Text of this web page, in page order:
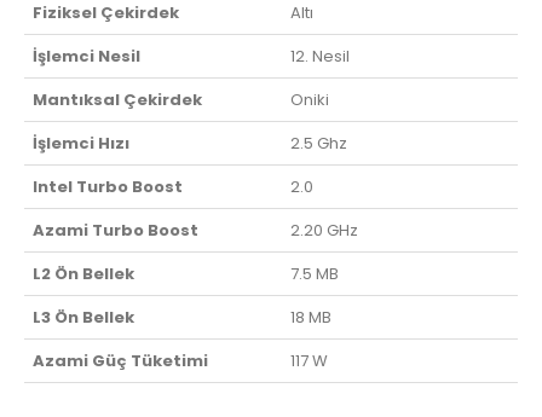
Fiziksel Çekirdek
Altı
İşlemci Nesil
12. Nesil
Mantıksal Çekirdek
Oniki
İşlemci Hızı
2.5 Ghz
Intel Turbo Boost
2.0
Azami Turbo Boost
2.20 GHz
L2 Ön Bellek
7.5 MB
L3 Ön Bellek
18 MB
Azami Güç Tüketimi
117 W